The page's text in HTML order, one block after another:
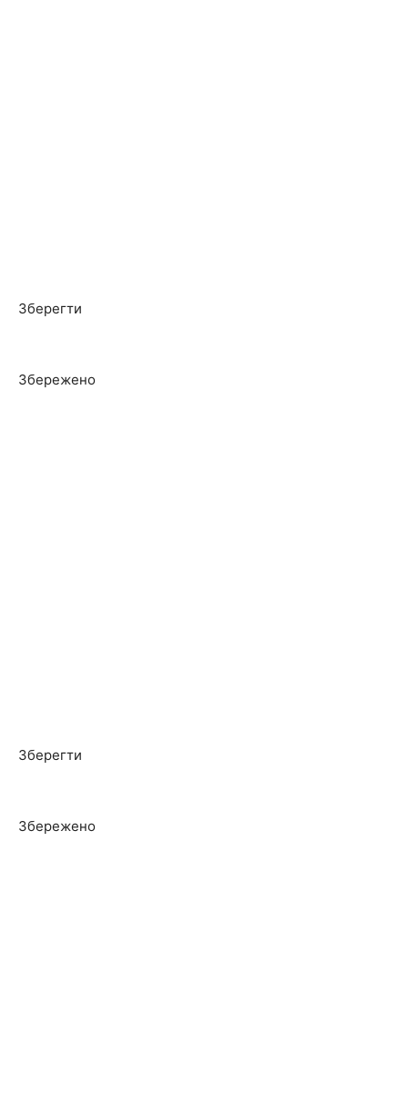
Зберегти
Збережено
Зберегти
Збережено